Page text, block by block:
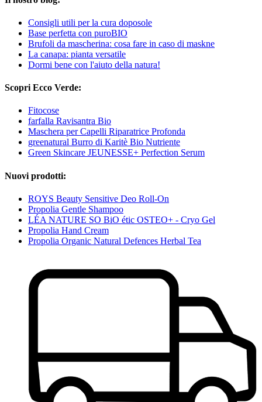
Consigli utili per la cura doposole
Base perfetta con puroBIO
Brufoli da mascherina: cosa fare in caso di maskne
La canapa: pianta versatile
Dormi bene con l'aiuto della natura!
Scopri Ecco Verde:
Fitocose
farfalla Ravisantra Bio
Maschera per Capelli Riparatrice Profonda
greenatural Burro di Karitè Bio Nutriente
Green Skincare JEUNESSE+ Perfection Serum
Nuovi prodotti:
ROYS Beauty Sensitive Deo Roll-On
Propolia Gentle Shampoo
LÉA NATURE SO BiO étic OSTEO+ - Cryo Gel
Propolia Hand Cream
Propolia Organic Natural Defences Herbal Tea